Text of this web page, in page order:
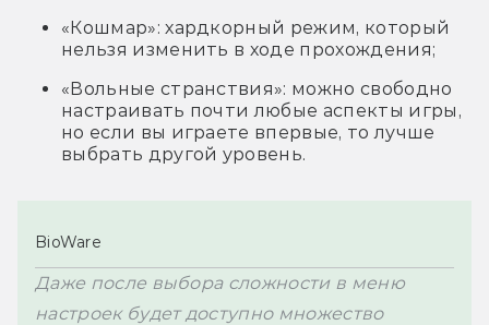
«Кошмар»: хардкорный режим, который
нельзя изменить в ходе прохождения;
«Вольные странствия»: можно свободно
настраивать почти любые аспекты игры,
но если вы играете впервые, то лучше
выбрать другой уровень.
BioWare
Даже после выбора сложности в меню
настроек будет доступно множество